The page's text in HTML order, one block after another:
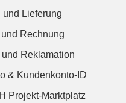
und Lieferung
Rechnung
Reklamation
& Kundenkonto-ID
Projekt-Marktplatz